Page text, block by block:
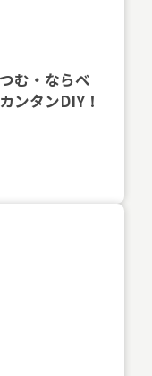
む・ならべ
ンタンDIY！